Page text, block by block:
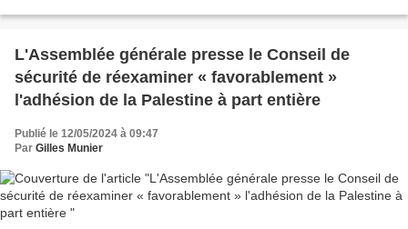
L'Assemblée générale presse le Conseil de
sécurité de réexaminer « favorablement »
l'adhésion de la Palestine à part entière
Publié le 12/05/2024 à 09:47
Par Gilles Munier